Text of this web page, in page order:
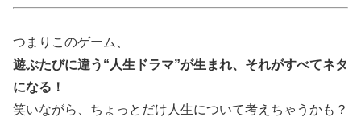
つまりこのゲーム、
遊ぶたびに違う“人生ドラマ”が生まれ、それがすべてネタ
になる！
笑いながら、ちょっとだけ人生について考えちゃうかも？